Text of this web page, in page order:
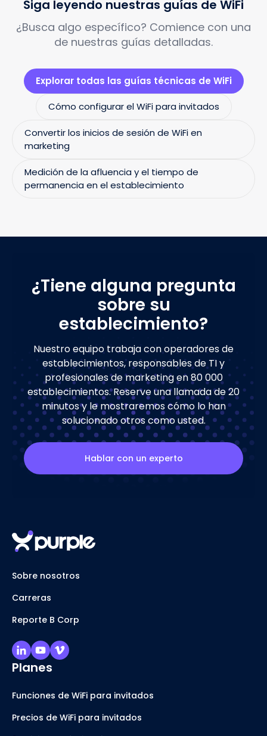
Siga leyendo nuestras guías de WiFi
¿Busca algo específico? Comience con una
de nuestras guías detalladas.
Explorar todas las guías técnicas de WiFi
Cómo configurar el WiFi para invitados
Convertir los inicios de sesión de WiFi en
marketing
Medición de la afluencia y el tiempo de
permanencia en el establecimiento
¿Tiene alguna pregunta
sobre su
establecimiento?
Nuestro equipo trabaja con operadores de
establecimientos, responsables de TI y
profesionales de marketing en 80 000
establecimientos. Reserve una llamada de 20
minutos y le mostraremos cómo lo han
solucionado otros como usted.
Hablar con un experto
Sobre nosotros
Carreras
Reporte B Corp
Planes
Funciones de WiFi para invitados
Precios de WiFi para invitados